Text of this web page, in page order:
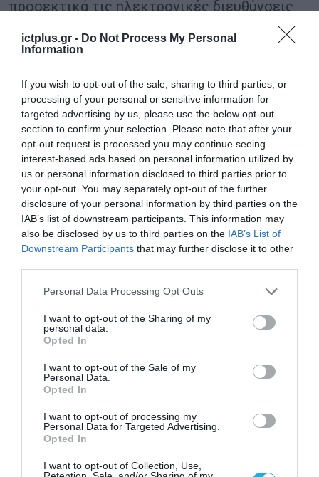
ictplus.gr - Do Not Process My Personal
Information
If you wish to opt-out of the sale, sharing to third parties, or
processing of your personal or sensitive information for
targeted advertising by us, please use the below opt-out
section to confirm your selection. Please note that after your
opt-out request is processed you may continue seeing
interest-based ads based on personal information utilized by
us or personal information disclosed to third parties prior to
your opt-out. You may separately opt-out of the further
disclosure of your personal information by third parties on the
IAB’s list of downstream participants. This information may
also be disclosed by us to third parties on the IAB’s List of
Downstream Participants that may further disclose it to other
Please note that this website/app uses one or more Google
not limited to your visit or usage behaviour. You may click to
grant or deny consent to Google and its third-party tags to
use your data for below specified purposes in below Google
consent section.
Personal Data Processing Opt Outs
I want to opt-out of the Sharing of my
personal data.
Opted In
I want to opt-out of the Sale of my
Personal Data.
Opted In
I want to opt-out of processing my
Personal Data for Targeted Advertising.
Opted In
I want to opt-out of Collection, Use,
προσεκτικά τις ηλεκτρονικές διευθύνσεις
από τις οποίες τα μηνύματα φτάνουν μέσω
e-mail ή στο Messenger. Εάν σας φαίνεται
επαγρύπνηση σας.
· Μην διστάσετε να ρωτήσετε ένα
συνάδελφο εάν ένα τέτοιο αίτημα αποτελεί
συνήθη πρακτική. Αν κάτι φαίνεται περίεργο,
καλύτερα να το ρωτήσετε τώρα παρά να το
μετανιώσετε αργότερα.
· Εάν φαινομενικά λάβετε ένα
ασυνήθιστο αίτημα από το εσωτερικό της
εταιρείας, διευκρινίστε τις λεπτομέρειες με
τον αποστολέα χρησιμοποιώντας ένα
διαφορετικό κανάλι επικοινωνίας. Σας
δώρου από τον προϊστάμενό σας μέσω e-
mail; Ελέγξτε τα μαζί του μέσω μίας
εφαρμογής Messenger.
Πώς μπορούν οι εταιρείες να